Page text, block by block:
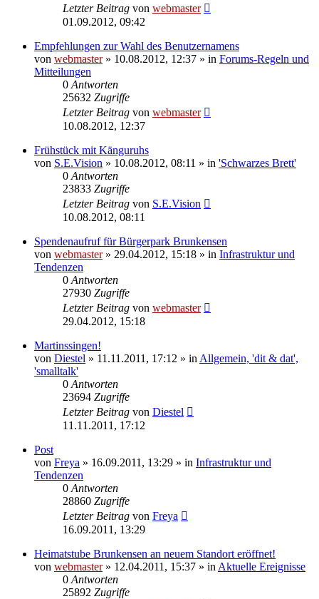
Letzter Beitrag von webmaster
01.09.2012, 09:42
Empfehlungen zur Wahl des Benutzernamens
von webmaster» 10.08.2012, 12:37 » in Forums-Regeln und
Mitteilungen
0 Antworten
25632 Zugriffe
Letzter Beitrag von webmaster
10.08.2012, 12:37
Frühstück mit Känguruhs
von S.E.Vision » 10.08.2012, 08:11 » in 'Schwarzes Brett'
0 Antworten
23833 Zugriffe
Letzter Beitrag von S.E.Vision
10.08.2012, 08:11
Spendenaufruf für Bürgerpark Brunkensen
von webmaster» 29.04.2012, 15:18 » in Infrastruktur und
Tendenzen
0 Antworten
27930 Zugriffe
Letzter Beitrag von webmaster
29.04.2012, 15:18
Martinssingen!
von Diestel » 11.11.2011, 17:12 » in Allgemein, 'dit & dat',
'smalltalk'
0 Antworten
23694 Zugriffe
Letzter Beitrag von Diestel
11.11.2011, 17:12
Post
von Freya » 16.09.2011, 13:29 » in Infrastruktur und
Tendenzen
0 Antworten
28860 Zugriffe
Letzter Beitrag von Freya
16.09.2011, 13:29
Heimatstube Brunkensen an neuem Standort eröffnet!
von webmaster» 12.04.2011, 15:37 » in Aktuelle Ereignisse
0 Antworten
25892 Zugriffe